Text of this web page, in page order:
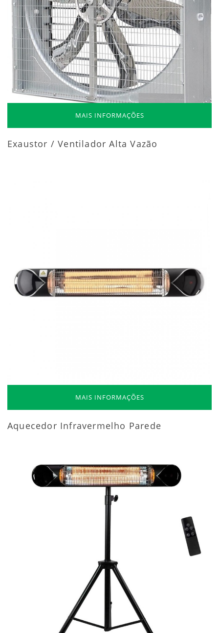
MAIS INFORMAÇÕES
Exaustor / Ventilador Alta Vazão
MAIS INFORMAÇÕES
Aquecedor Infravermelho Parede